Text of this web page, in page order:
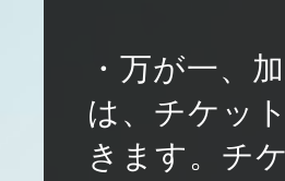
・万が一、
は、チケッ
きます。チ